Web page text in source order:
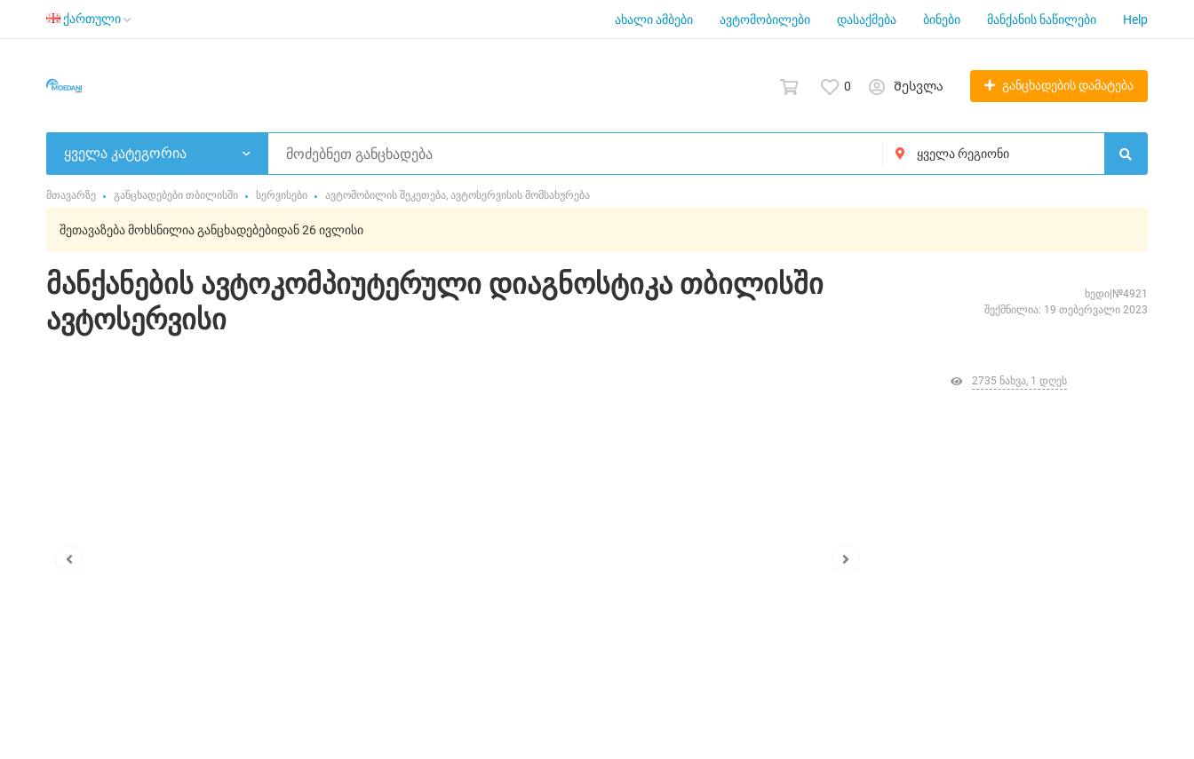
ქართული ახალი ამბები ავტომობილები დასაქმება ბინები მანქანის ნაწილები Help
0 Შესვლა განცხადების დამატება
ყველა კატეგორია
მთავარზე განცხადებები თბილისში სერვისები ავტომობილის შეკეთება, ავტოსერვისის მომსახურება
შეთავაზება მოხსნილია განცხადებებიდან 26 ივლისი
მანქანების ავტოკომპიუტერული დიაგნოსტიკა თბილისში
ავტოსერვისი
ხედი|№4921
შექმნილია: 19 თებერვალი 2023
2735 ნახვა, 1 დღეს